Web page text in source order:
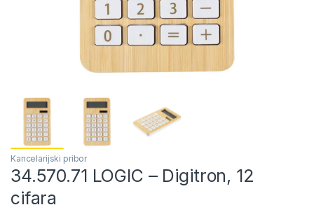
Kancelarijski pribor
34.570.71 LOGIC – Digitron, 12
cifara